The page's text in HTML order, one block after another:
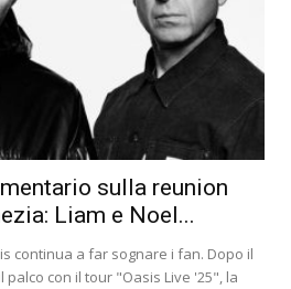
sulla reunion
Liam e Noel...
continua a far sognare i fan. Dopo il
con il tour "Oasis Live '25", la